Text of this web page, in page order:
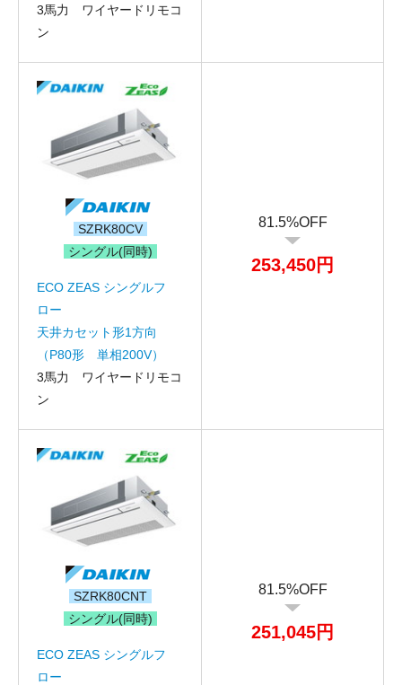
3馬力 ワイヤードリモコ
ン
SZRK80CV
シングル(同時)
ECO ZEAS シングルフ
ロー
天井カセット形1方向
（P80形 単相200V）
3馬力 ワイヤードリモコ
ン
81.5%OFF
253,450円
SZRK80CNT
シングル(同時)
ECO ZEAS シングルフ
ロー
81.5%OFF
251,045円